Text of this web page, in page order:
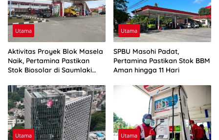
Utama
Aktivitas Proyek Blok Masela
Naik, Pertamina Pastikan
Stok Biosolar di Saumlaki
Utama
SPBU Masohi Padat,
Pertamina Pastikan Stok BBM
Aman hingga 11 Hari
Utama Utama